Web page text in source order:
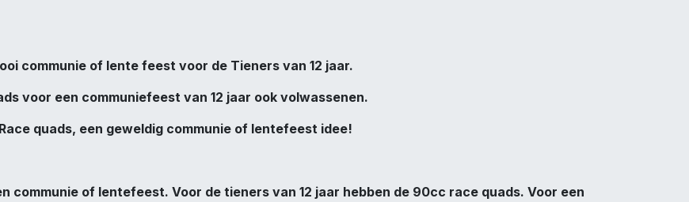
communie of lente feest voor de Tieners van 12 jaar.
voor een communiefeest van 12 jaar ook volwassenen.
quads, een geweldig communie of lentefeest idee!
communie of lentefeest. Voor de tieners van 12 jaar hebben de 90cc race quads. Voor een